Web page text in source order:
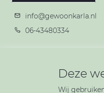
Deze
Wij
info@gewoonkarla.nl
06-43480334